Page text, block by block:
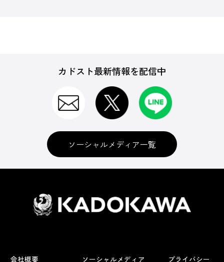
カドスト最新情報を配信中
ソーシャルメディア一覧
会社概要 ソーシャルメディア プライバシー